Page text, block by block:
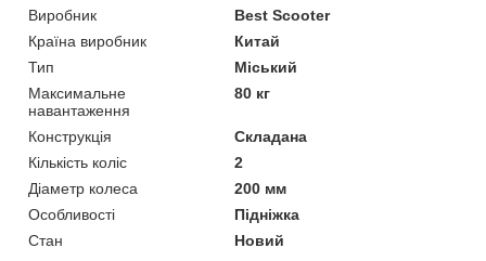
Виробник
Best Scooter
Країна виробник
Китай
Тип
Міський
Максимальне
навантаження
80 кг
Конструкція
Складана
Кількість коліс
2
Діаметр колеса
200 мм
Особливості
Підніжка
Стан
Новий